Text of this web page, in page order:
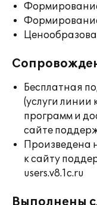
Бесплатная
(услуги линии
программ и
сайте
Произведена
к сайту
users.v8.1c.ru
Выполнены